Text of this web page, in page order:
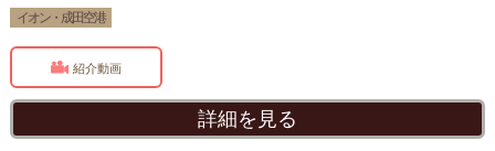
イオン・成田空港
紹介動画
詳細を見る